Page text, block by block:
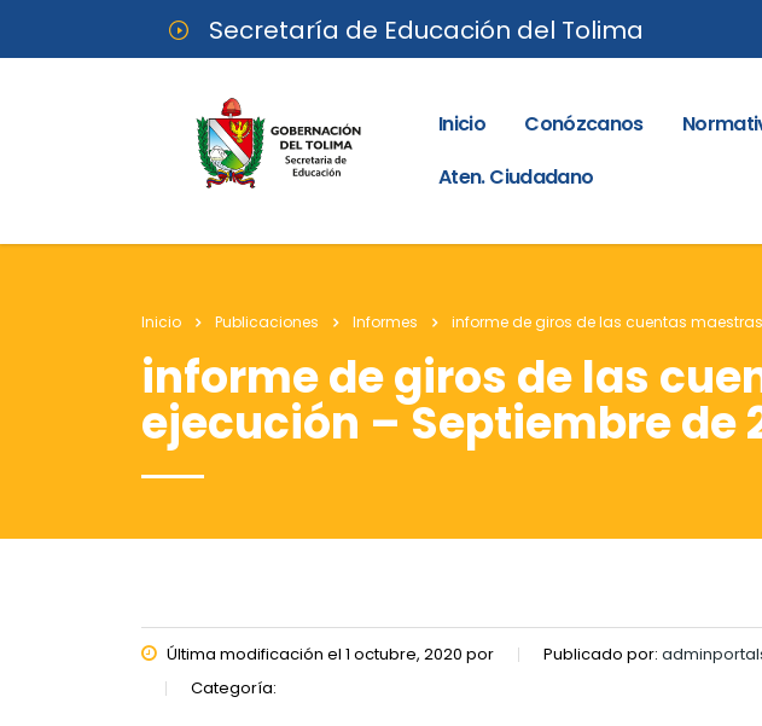
Secretaría de Educación del Tolima
Inicio Conózcanos
Aten. Ciudadano
Inicio Publicaciones Informes informe de giros de las cuentas
informe de giros de las
ejecución – Septiembre de
Última modificación el 1 octubre, 2020 por Publicado por:
Categoría: